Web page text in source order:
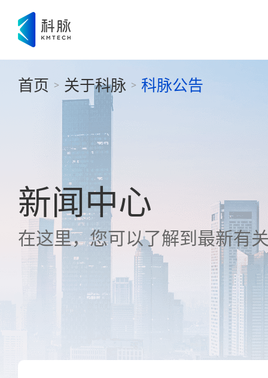
首页 > 关于科脉 > 科脉公告
新闻中心
在这里，您可以了解到最新有